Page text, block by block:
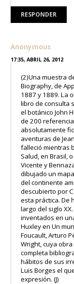
RESPONDER
Anonymous
17:35, ABRIL 26, 2012
(2)Una muestra
Biography, de
1887 y 1889. La
libro de consulta
el botánico John
de 200
absolutamente
aventuras de
falleció mientras
Salud, en Brasil,
Vicente y
dibujado un
del continente
descubierto por
esta práctica. De
largo del siglo
inventados en
Huxley en Un
Foucault, Arturo
Wright, cuya
completa
hábitos de sus
Luis Borges el
expresión. (J)